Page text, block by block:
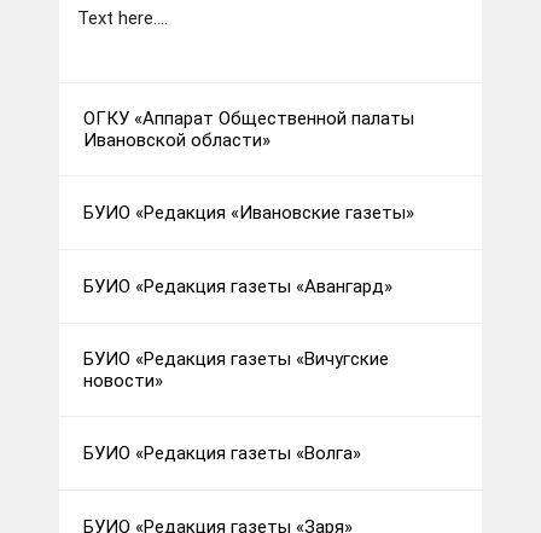
Text here....
ОГКУ «Аппарат Общественной палаты
Ивановской области»
БУИО «Редакция «Ивановские газеты»
БУИО «Редакция газеты «Авангард»
БУИО «Редакция газеты «Вичугские
новости»
БУИО «Редакция газеты «Волга»
БУИО «Редакция газеты «Заря»